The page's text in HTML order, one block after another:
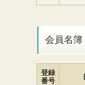
会員名簿
登録
番号